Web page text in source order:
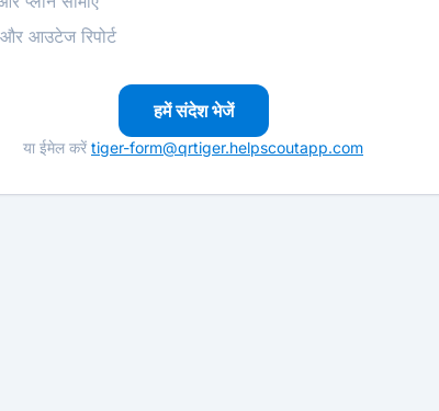
आउटेज रिपोर्ट
हमें संदेश भेजें
या ईमेल करें tiger-form@qrtiger.helpscoutapp.com